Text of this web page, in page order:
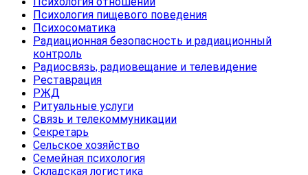
Психология пищевого поведения
Психосоматика
Радиационная безопасность и радиационный
контроль
Радиосвязь, радиовещание и телевидение
Реставрация
РЖД
Ритуальные услуги
Связь и телекоммуникации
Секретарь
Сельское хозяйство
Семейная психология
Складская логистика